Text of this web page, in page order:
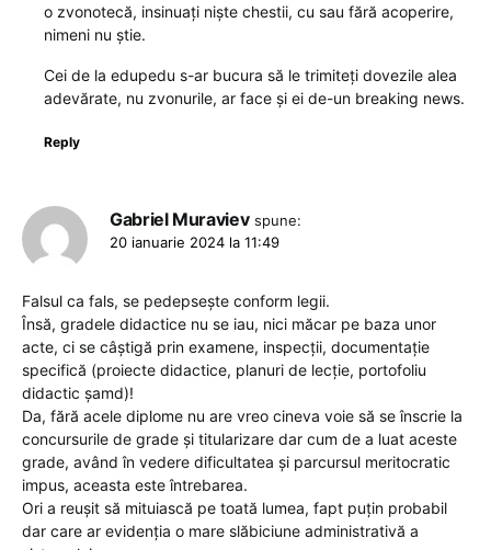
o zvonotecă, insinuați niște chestii, cu sau fără acoperire,
nimeni nu știe.
Cei de la edupedu s-ar bucura să le trimiteți dovezile alea
adevărate, nu zvonurile, ar face și ei de-un breaking news.
Reply
Gabriel Muraviev spune:
20 ianuarie 2024 la 11:49
Falsul ca fals, se pedepsește conform legii.
Însă, gradele didactice nu se iau, nici măcar pe baza unor
acte, ci se câștigă prin examene, inspecții, documentație
specifică (proiecte didactice, planuri de lecție, portofoliu
didactic șamd)!
Da, fără acele diplome nu are vreo cineva voie să se înscrie la
concursurile de grade și titularizare dar cum de a luat aceste
grade, având în vedere dificultatea și parcursul meritocratic
impus, aceasta este întrebarea.
Ori a reușit să mituiască pe toată lumea, fapt puțin probabil
dar care ar evidenția o mare slăbiciune administrativă a